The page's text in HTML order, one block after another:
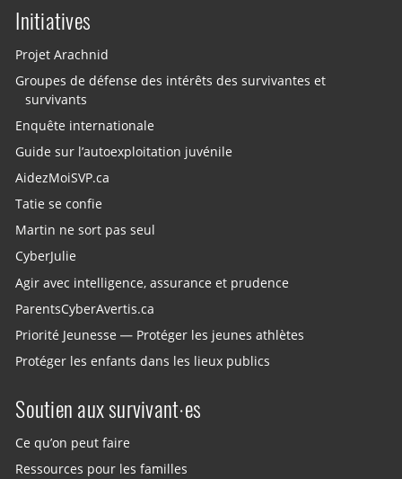
Initiatives
Projet Arachnid
Groupes de défense des intérêts des survivantes et
survivants
Enquête internationale
Guide sur l’autoexploitation juvénile
AidezMoiSVP.ca
Tatie se confie
Martin ne sort pas seul
CyberJulie
Agir avec intelligence, assurance et prudence
ParentsCyberAvertis.ca
Priorité Jeunesse — Protéger les jeunes athlètes
Protéger les enfants dans les lieux publics
Soutien aux survivant·es
Ce qu’on peut faire
Ressources pour les familles